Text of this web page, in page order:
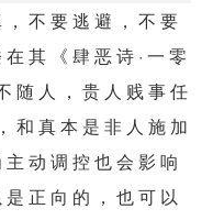
不 要 逃 避 ， 不 要
其 《 肆 恶 诗 · 一 零
随 人 ， 贵 人 贱 事 任
和 真 本 是 非 人 施 加
动 调 控 也 会 影 响
正 向 的 ， 也 可 以